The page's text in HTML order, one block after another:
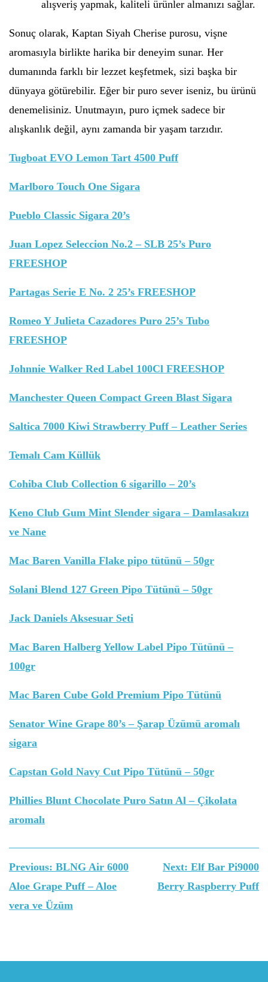
alışveriş yapmak, kaliteli ürünler almanızı sağlar.
Sonuç olarak, Kaptan Siyah Cherise purosu, vişne
aromasıyla birlikte harika bir deneyim sunar. Her
dumanında farklı bir lezzet keşfetmek, sizi başka bir
dünyaya götürebilir. Eğer bir puro sever iseniz, bu ürünü
denemelisiniz. Unutmayın, puro içmek sadece bir
alışkanlık değil, aynı zamanda bir yaşam tarzıdır.
Tugboat EVO Lemon Tart 4500 Puff
Marlboro Touch One Sigara
Pueblo Classic Sigara 20’s
Juan Lopez Seleccion No.2 – SLB 25’s Puro
FREESHOP
Partagas Serie E No. 2 25’s FREESHOP
Romeo Y Julieta Cazadores Puro 25’s Tubo
FREESHOP
Johnnie Walker Red Label 100Cl FREESHOP
Manchester Queen Compact Green Blast Sigara
Saltica 7000 Kiwi Strawberry Puff – Leather Series
Temalı Cam Küllük
Cohiba Club Collection 6 sigarillo – 20’s
Keno Club Gum Mint Slender sigara – Damlasakızı
ve Nane
Mac Baren Vanilla Flake pipo tütünü – 50gr
Solani Blend 127 Green Pipo Tütünü – 50gr
Jack Daniels Aksesuar Seti
Mac Baren Halberg Yellow Label Pipo Tütünü –
100gr
Mac Baren Cube Gold Premium Pipo Tütünü
Senator Wine Grape 80’s – Şarap Üzümü aromalı
sigara
Capstan Gold Navy Cut Pipo Tütünü – 50gr
Phillies Blunt Chocolate Puro Satın Al – Çikolata
aromalı
Yazı
gezinmesi
Previous: BLNG Air 6000
Aloe Grape Puff – Aloe
vera ve Üzüm
Next: Elf Bar Pi9000
Berry Raspberry Puff